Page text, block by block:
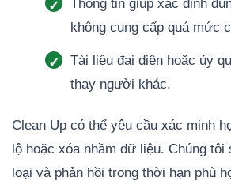
Thông tin giúp xác định
không cung cấp quá mức
Tài liệu đại diện hoặc ủy
thay người khác.
Clean Up có thể yêu cầu xác minh
lộ hoặc xóa nhầm dữ liệu. Chúng tôi
loại và phản hồi trong thời hạn phù